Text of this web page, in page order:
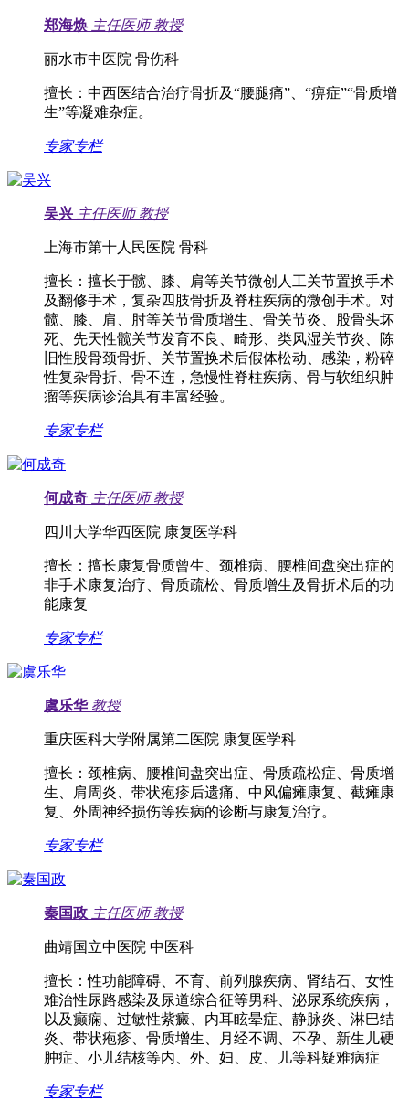
郑海焕 主任医师 教授
丽水市中医院 骨伤科
擅长： 中西医结合治疗骨折及“腰腿痛”、“痹症”“骨质增
生”等凝难杂症。
专家专栏
吴兴 主任医师 教授
上海市第十人民医院 骨科
擅长： 擅长于髋、膝、肩等关节微创人工关节置换手术
及翻修手术，复杂四肢骨折及脊柱疾病的微创手术。对
髋、膝、肩、肘等关节骨质增生、骨关节炎、股骨头坏
死、先天性髋关节发育不良、畸形、类风湿关节炎、陈
旧性股骨颈骨折、关节置换术后假体松动、感染，粉碎
性复杂骨折、骨不连，急慢性脊柱疾病、骨与软组织肿
瘤等疾病诊治具有丰富经验。
专家专栏
何成奇 主任医师 教授
四川大学华西医院 康复医学科
擅长： 擅长康复骨质曾生、颈椎病、腰椎间盘突出症的
非手术康复治疗、骨质疏松、骨质增生及骨折术后的功
能康复
专家专栏
虞乐华 教授
重庆医科大学附属第二医院 康复医学科
擅长： 颈椎病、腰椎间盘突出症、骨质疏松症、骨质增
生、肩周炎、带状疱疹后遗痛、中风偏瘫康复、截瘫康
复、外周神经损伤等疾病的诊断与康复治疗。
专家专栏
秦国政 主任医师 教授
曲靖国立中医院 中医科
擅长：性功能障碍、不育、前列腺疾病、肾结石、女性
难治性尿路感染及尿道综合征等男科、泌尿系统疾病，
以及癫痫、过敏性紫癜、内耳眩晕症、静脉炎、淋巴结
炎、带状疱疹、骨质增生、月经不调、不孕、新生儿硬
肿症、小儿结核等内、外、妇、皮、儿等科疑难病症
专家专栏